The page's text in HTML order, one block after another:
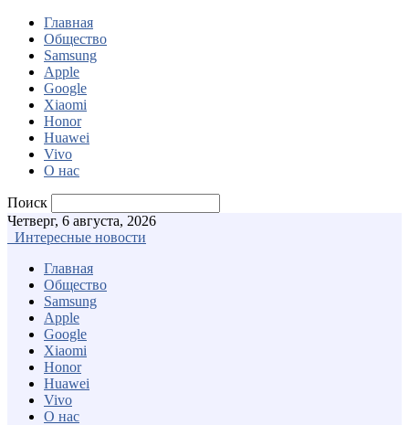
Главная
Общество
Samsung
Apple
Google
Xiaomi
Honor
Huawei
Vivo
О нас
Поиск
Четверг, 6 августа, 2026
Интересные новости
Главная
Общество
Samsung
Apple
Google
Xiaomi
Honor
Huawei
Vivo
О нас